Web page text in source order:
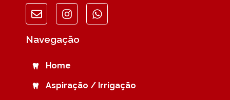
Navegação
Home
Aspiração / Irrigação